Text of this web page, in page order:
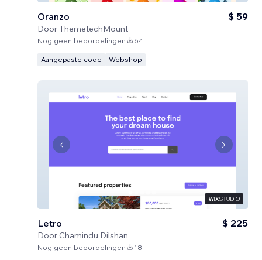
Oranzo
DoorThemetechMount
$ 59
Nog geen beoordelingen 64
Aangepaste code Webshop
Letro
Door Chamindu Dilshan
$ 225
Nog geen beoordelingen 18